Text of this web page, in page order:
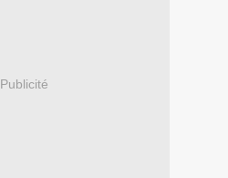
Publicité